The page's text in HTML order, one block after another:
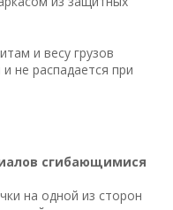
и весу грузов
не распадается при
сгибающимися
на одной из сторон